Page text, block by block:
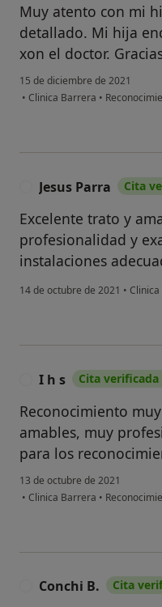
Muy atento con mi
detallado. Mi hija
xon el doctor.
15 de diciembre de 2021
• Clinica Barrera •
Jesus Parra Cita
Excelente trato y
profesionalidad y
instalaciones
14 de octubre de 2021 •
I h s Cita verificada
Reconocimiento
amables, muy
para los
13 de octubre de 2021
• Clinica Barrera •
Conchi B. Cita